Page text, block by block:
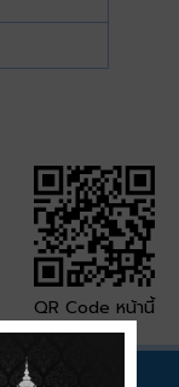
QR Code หน้านี้
ะจำปีอื่นๆ